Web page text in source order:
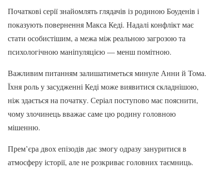
Початкові серії знайомлять глядачів із родиною Боуденів і
показують повернення Макса Кеді. Надалі конфлікт має
стати особистішим, а межа між реальною загрозою та
психологічною маніпуляцією — менш помітною.
Важливим питанням залишатиметься минуле Анни й Тома.
Їхня роль у засудженні Кеді може виявитися складнішою,
ніж здається на початку. Серіал поступово має пояснити,
чому злочинець вважає саме цю родину головною
мішенню.
Прем’єра двох епізодів дає змогу одразу зануритися в
атмосферу історії, але не розкриває головних таємниць.